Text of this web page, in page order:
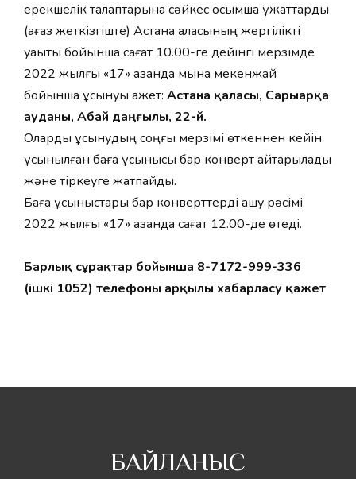
ерекшелік талаптарына сәйкес қосымша құжаттарды
(қағаз жеткізгіште) Астана қаласының жергілікті
уақыты бойынша сағат 10.00-ге дейінгі мерзімде
2022 жылғы «17» қазанда мына мекенжай
бойынша ұсынуы қажет: Астана қаласы, Сарыарқа
ауданы, Абай даңғылы, 22-үй.
Оларды ұсынудың соңғы мерзімі өткеннен кейін
ұсынылған баға ұсынысы бар конверт қайтарылады
және тіркеуге жатпайды.
Баға ұсыныстары бар конверттерді ашу рәсімі
2022 жылғы «17» қазанда сағат 12.00-де өтеді.
Барлық сұрақтар бойынша 8-7172-999-336
(ішкі 1052) телефоны арқылы хабарласу қажет
БАЙЛАНЫС